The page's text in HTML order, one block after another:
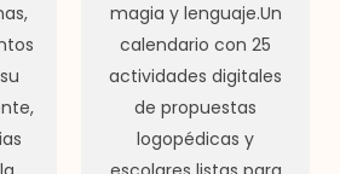
magia y lenguaje.Un
calendario con 25
actividades digitales
de propuestas
logopédicas y